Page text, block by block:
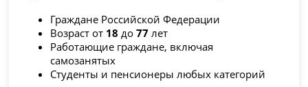
Граждане Российской Федерации
Возраст от 18 до77 лет
Работающие граждане, включая
самозанятых
Студенты и пенсионеры любых категорий